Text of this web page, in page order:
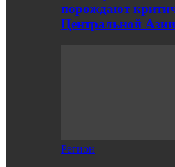
порождают
Центральной
Регион